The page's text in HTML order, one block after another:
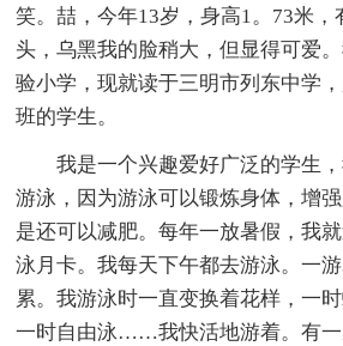
笑。喆，今年13岁，身高1。73米
头，乌黑我的脸稍大，但显得可爱
验小学，现就读于三明市列东中学，
班的学生。
我是一个兴趣爱好广泛的学生
游泳，因为游泳可以锻炼身体，增
是还可以减肥。每年一放暑假，我
泳月卡。我每天下午都去游泳。一
累。我游泳时一直变换着花样，一
一时自由泳……我快活地游着。有一